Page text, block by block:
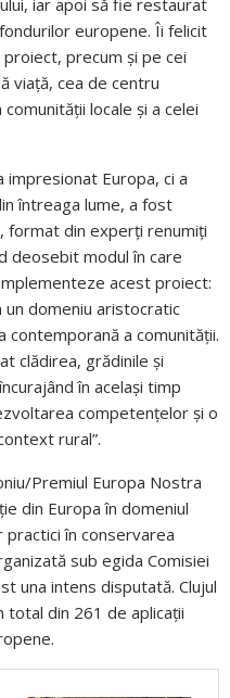
iar apoi să fie restaurat
europene. Îi felicit
precum și pe cei
viață, cea de centru
locale și a celei
impresionat Europa, ci a
întreaga lume, a fost
format din experți renumiți
deosebit modul în care
acest proiect:
domeniu aristocratic
a comunității.
clădirea, grădinile și
în același timp
competențelor și o
rural”.
Premiul Europa Nostra
din Europa în domeniul
în conservarea
sub egida Comisiei
una intens disputată. Clujul
din 261 de aplicații